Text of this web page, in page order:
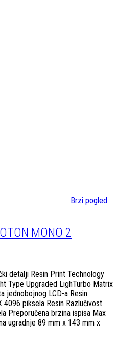
Brzi pogled
MONO 2
detalji Resin Print Technology
Type Upgraded LighTurbo Matrix
jednobojnog LCD-a Resin
4096 piksela Resin Razlučivost
Preporučena brzina ispisa Max
ugradnje 89 mm x 143 mm x